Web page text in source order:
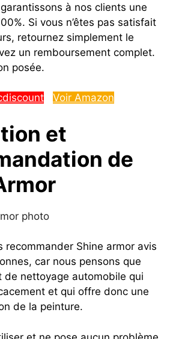
à nos clients une
Si vous n’êtes pas satisfait
retournez simplement le
un remboursement complet.
posée.
Voir Amazon
et
de
recommander Shine armor avis
car nous pensons que
de nettoyage automobile qui
et qui offre donc une
de la peinture.